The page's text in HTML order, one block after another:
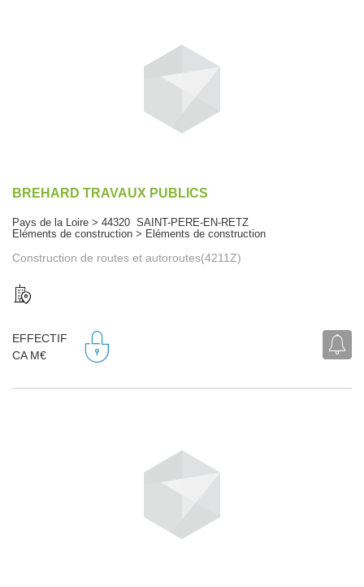
BREHARD TRAVAUX PUBLICS
Pays de la Loire > 44320 SAINT-PERE-EN-RETZ
Eléments de construction > Eléments de construction
Construction de routes et autoroutes(4211Z)
EFFECTIF
CA M€